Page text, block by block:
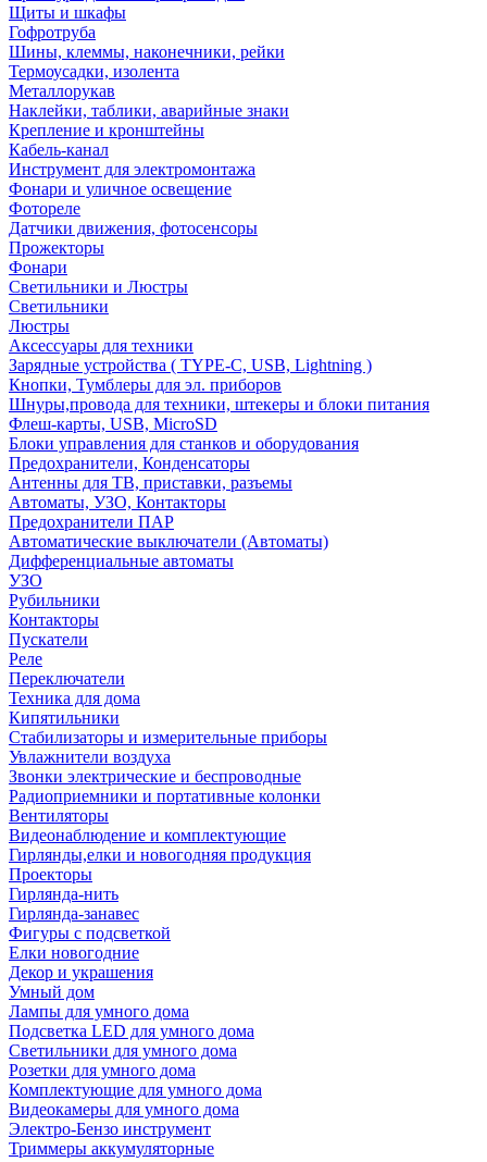
Щиты и шкафы
Гофротруба
Шины, клеммы, наконечники, рейки
Термоусадки, изолента
Металлорукав
Наклейки, таблики, аварийные знаки
Крепление и кронштейны
Кабель-канал
Инструмент для электромонтажа
Фонари и уличное освещение
Фотореле
Датчики движения, фотосенсоры
Прожекторы
Фонари
Светильники и Люстры
Светильники
Люстры
Аксессуары для техники
Зарядные устройства ( TYPE-C, USB, Lightning )
Кнопки, Тумблеры для эл. приборов
Шнуры,провода для техники, штекеры и блоки питания
Флеш-карты, USB, MicroSD
Блоки управления для станков и оборудования
Предохранители, Конденсаторы
Антенны для ТВ, приставки, разъемы
Автоматы, УЗО, Контакторы
Предохранители ПАР
Автоматические выключатели (Автоматы)
Дифференциальные автоматы
УЗО
Рубильники
Контакторы
Пускатели
Реле
Переключатели
Техника для дома
Кипятильники
Стабилизаторы и измерительные приборы
Увлажнители воздуха
Звонки электрические и беспроводные
Радиоприемники и портативные колонки
Вентиляторы
Видеонаблюдение и комплектующие
Гирлянды,елки и новогодняя продукция
Проекторы
Гирлянда-нить
Гирлянда-занавес
Фигуры с подсветкой
Елки новогодние
Декор и украшения
Умный дом
Лампы для умного дома
Подсветка LED для умного дома
Светильники для умного дома
Розетки для умного дома
Комплектующие для умного дома
Видеокамеры для умного дома
Электро-Бензо инструмент
Триммеры аккумуляторные